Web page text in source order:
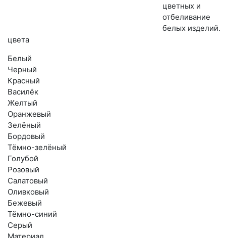
цветных и
отбеливание
белых изделий.
цвета
Белый
Черный
Красный
Василёк
Желтый
Оранжевый
Зелёный
Бордовый
Тёмно-зелёный
Голубой
Розовый
Салатовый
Оливковый
Бежевый
Тёмно-синий
Серый
Материал